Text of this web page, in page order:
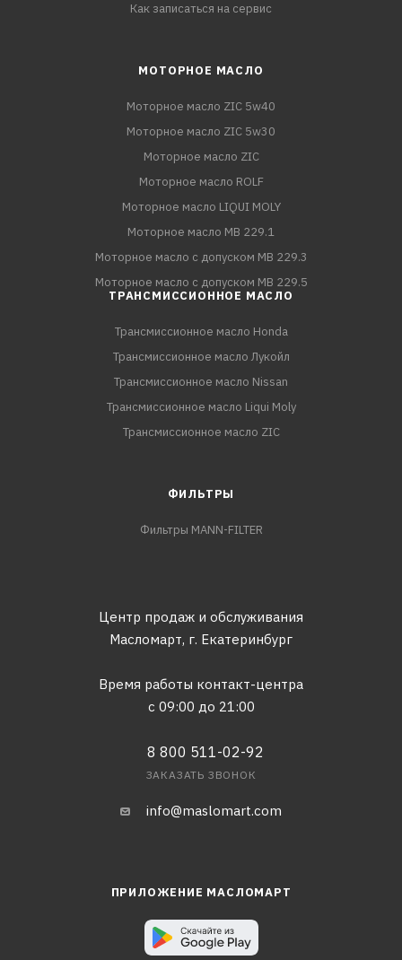
Как записаться на сервис
МОТОРНОЕ МАСЛО
Моторное масло ZIC 5w40
Моторное масло ZIC 5w30
Моторное масло ZIC
Моторное масло ROLF
Моторное масло LIQUI MOLY
Моторное масло MB 229.1
Моторное масло с допуском MB 229.3
Моторное масло с допуском MB 229.5
ТРАНСМИССИОННОЕ МАСЛО
Трансмиссионное масло Honda
Трансмиссионное масло Лукойл
Трансмиссионное масло Nissan
Трансмиссионное масло Liqui Moly
Трансмиссионное масло ZIC
ФИЛЬТРЫ
Фильтры MANN-FILTER
Центр продаж и обслуживания
Масломарт, г. Екатеринбург
Время работы контакт-центра
с 09:00 до 21:00
8 800 511-02-92
ЗАКАЗАТЬ ЗВОНОК
info@maslomart.com
ПРИЛОЖЕНИЕ МАСЛОМАРТ